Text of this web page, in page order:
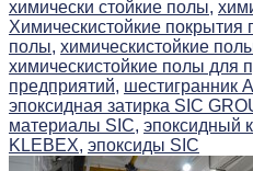
химически стойкие полы,
Химическистойкие покрытия
полы, химическистойкие
химическистойкие полы
предприятий, шестигранник
эпоксидная затирка SIC
материалы SIC, эпоксидный
KLEBEX, эпоксиды SIC